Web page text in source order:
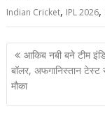
Indian Cricket, IPL 2026,
Post
navigation
आकिब नबी बने टीम
बॉलर, अफगानिस्तान
मौका